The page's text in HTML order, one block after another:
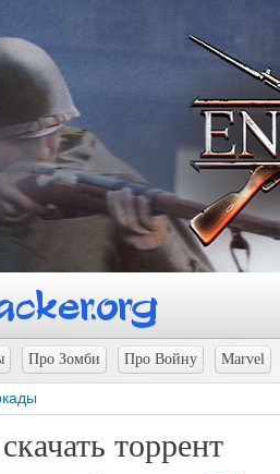
Про Зомби Про Войну Marvel
торрент